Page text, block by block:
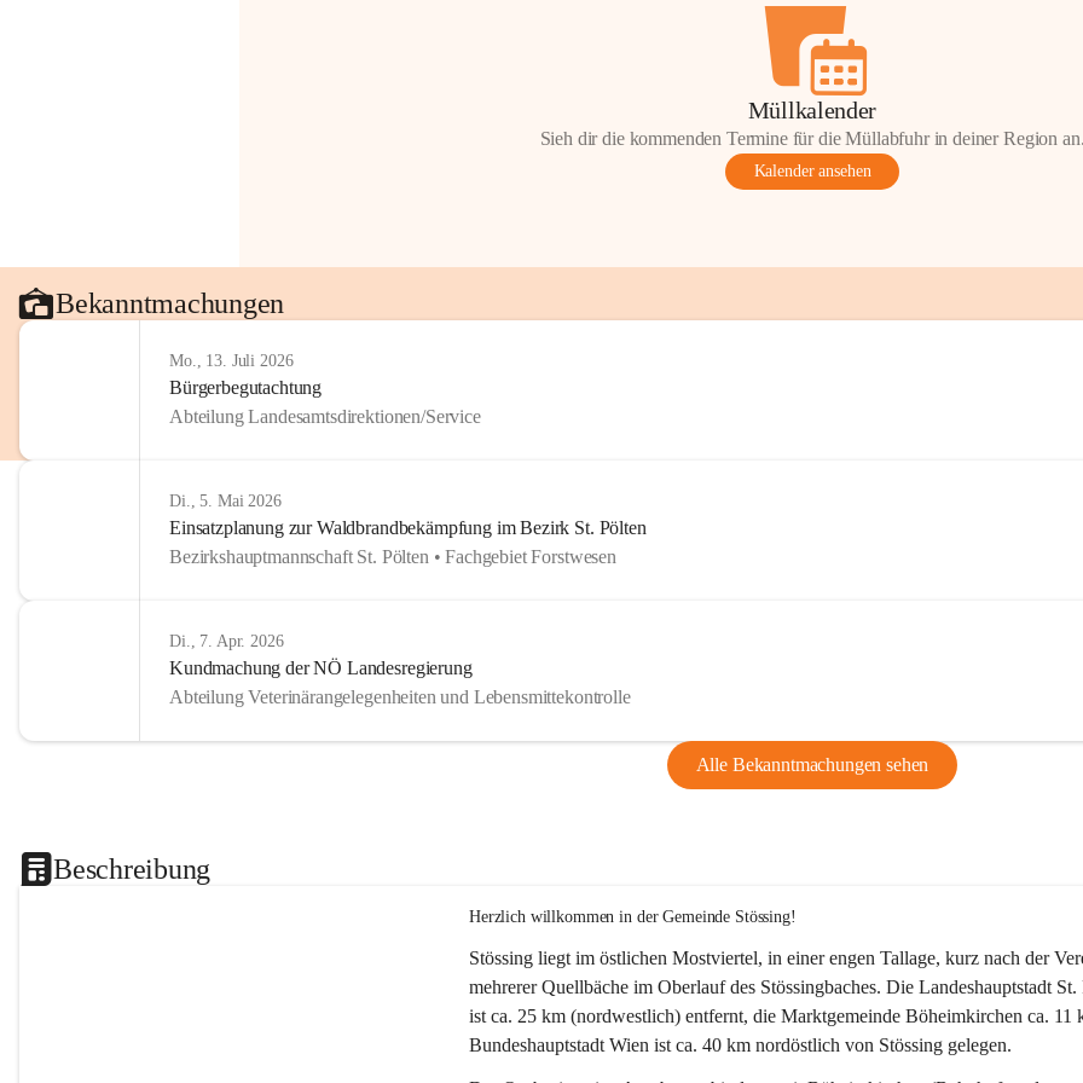
Müllkalender
Sieh dir die kommenden Termine für die Müllabfuhr in deiner Region
Kalender ansehen
Bekanntmachungen
Mo., 13. Juli 2026
Bürgerbegutachtung
Abteilung Landesamtsdirektionen/Service
Di., 5. Mai 2026
Einsatzplanung zur Waldbrandbekämpfung im Bezirk St. Pölten
Bezirkshauptmannschaft St. Pölten • Fachgebiet Forstwesen
Di., 7. Apr. 2026
Kundmachung der NÖ Landesregierung
Abteilung Veterinärangelegenheiten und Lebensmittekontrolle
Alle Bekanntmachungen sehen
Beschreibung
Herzlich willkommen in der Gemeinde Stössing!
Stössing liegt im östlichen Mostviertel, in einer engen Tallage, kurz nach der
mehrerer Quellbäche im Oberlauf des Stössingbaches. Die Landeshauptstadt
ist ca. 25 km (nordwestlich) entfernt, die Marktgemeinde Böheimkirchen ca.
Bundeshauptstadt Wien ist ca. 40 km nordöstlich von Stössing gelegen.